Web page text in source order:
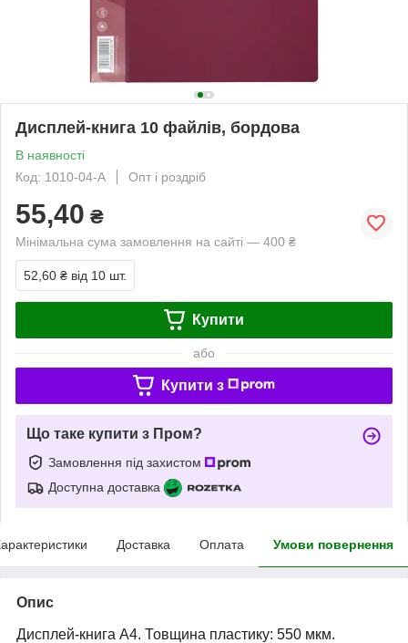
Дисплей-книга 10 файлів, бордова
В наявності
Код: 1010-04-А
Опт і роздріб
55,40 ₴
Мінімальна сума замовлення на сайті — 400 ₴
52,60 ₴ від 10 шт.
Купити
або
Купити з
Що таке купити з Пром?
Замовлення під захистом
Доступна доставка
Доставка Оплата Умови повернення
Опис
Дисплей-книга А4. Товщина пластику: 550 мкм.